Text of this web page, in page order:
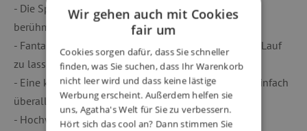
- Die Spielregeln orientieren sich an den Regeln des
berühmten klassischen Kartenspiels.
- Fantasievolle Illustrationen, um der Fantasie freien Lauf
zu lassen.
- Eine kompakte Aufbewahrungsbox, die man ganz einfach
überall hin mitnehmen kann.
- Hochwertige und robuste Karten.
Wir gehen auch mit Cookies
fair um
Cookies sorgen dafür, dass Sie schneller
finden, was Sie suchen, dass Ihr Warenkorb
nicht leer wird und dass keine lästige
Werbung erscheint. Außerdem helfen sie
uns, Agatha's Welt für Sie zu verbessern.
Hört sich das cool an? Dann stimmen Sie